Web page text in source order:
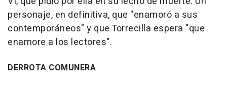
personaje, en definitiva, que "enamoró a sus
contemporáneos" y que Torrecilla espera "que
enamore a los lectores".
DERROTA COMUNERA